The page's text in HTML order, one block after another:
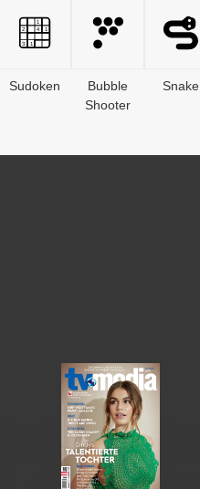
Sudoken
Bubble
Shooter
Snake